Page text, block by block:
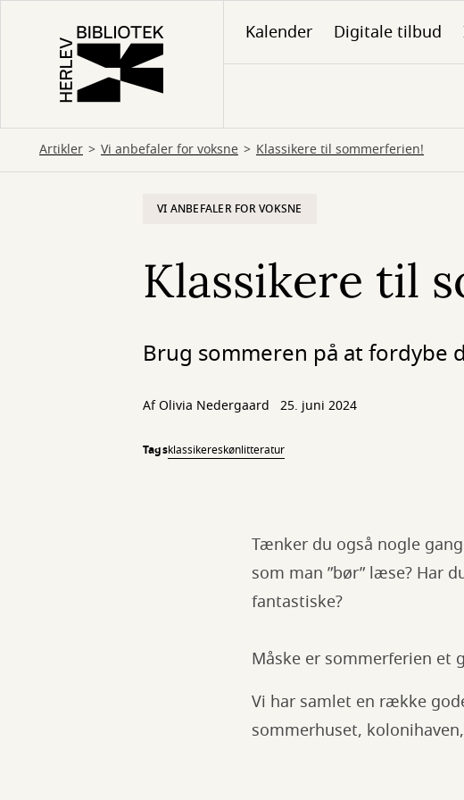
hovedindhold
Kalender Digitale tilbud
Artikler Vi anbefaler for voksne Klassikere til sommerferien!
VI ANBEFALER FOR VOKSNE
Klassikere til
Brug sommeren på at fordybe
Af Olivia Nedergaard 25. juni 2024
Tagsklassikereskønlitteratur
Tænker du også nogle
som man ”bør” læse? Har
fantastiske?
Måske er sommerferien
Vi har samlet en række
sommerhuset,